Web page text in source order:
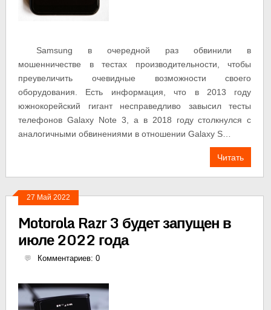
Samsung в очередной раз обвинили в
мошенничестве в тестах производительности, чтобы
преувеличить очевидные возможности своего
оборудования. Есть информация, что в 2013 году
южнокорейский гигант несправедливо завысил тесты
телефонов Galaxy Note 3, а в 2018 году столкнулся с
аналогичными обвинениями в отношении Galaxy S…
Читать
27 Май 2022
Motorola Razr 3 будет запущен в
июле 2022 года
Комментариев: 0